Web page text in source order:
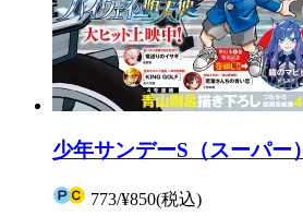
少年サンデーS（スーパー）
773/¥850(税込)